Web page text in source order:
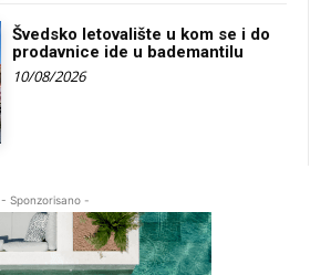
Švedsko letovalište u kom se i do
prodavnice ide u bademantilu
10/08/2026
- Sponzorisano -